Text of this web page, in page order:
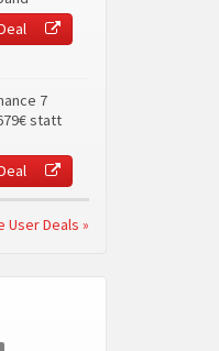
7
statt
User Deals »